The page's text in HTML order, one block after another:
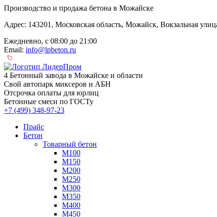
Производство и продажа бетона в Можайске
Адрес: 143201, Московская область, Можайск, Вокзальная
Ежедневно, с 08:00 до 21:00
Email: info@lpbeton.ru
4 Бетонный завода в Можайске и области
Свой автопарк миксеров и АБН
Отсрочка оплаты для юрлиц
Бетонные смеси по ГОСТу
+7 (499) 348-97-23
Прайс
Бетон
Товарный бетон
М100
М150
М200
М250
М300
М350
М400
М450